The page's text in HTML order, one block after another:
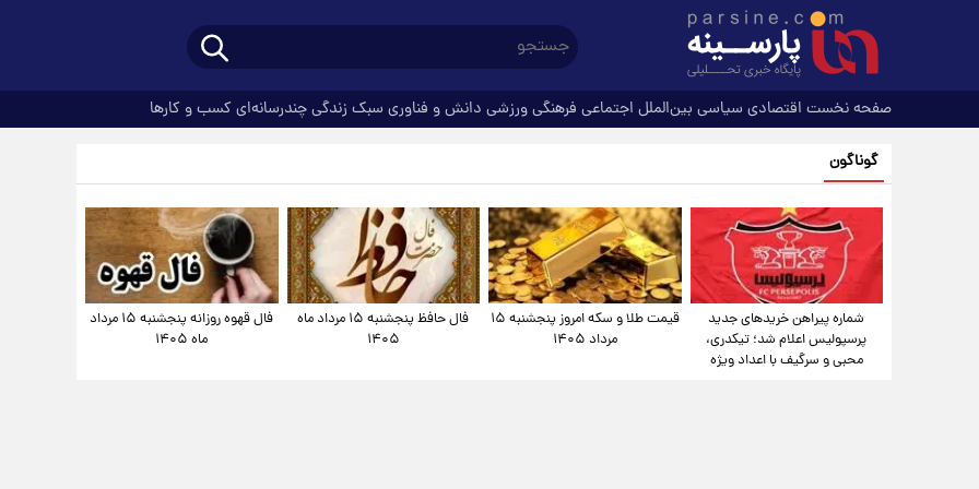
صفحه نخست اقتصادی سیاسی بین‌الملل اجتماعی فرهنگیورزشی دانش و فناوری سبک زندگیچندرسانه‌ای کسب و کارها
گوناگون
شماره پیراهن خریدهای جدید
پرسپولیس اعلام شد؛ تیکدری،
محبی و سرگیف با اعداد ویژه
قیمت طلا و سکه امروز پنجشنبه ۱۵
مرداد ۱۴۰۵
فال حافظ پنجشنبه ۱۵ مرداد ماه
۱۴۰۵
فال قهوه روزانه پنجشنبه ۱۵ مرداد
ماه ۱۴۰۵